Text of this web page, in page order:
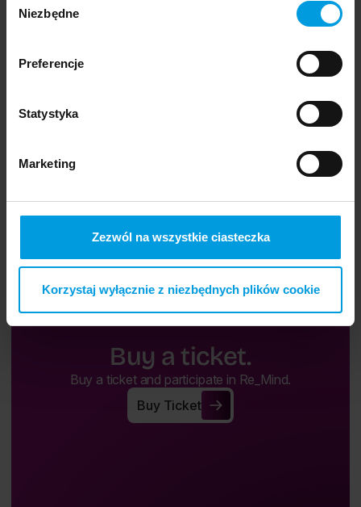
oferowanych na naszej stronie, w tym m.in. z
zgody
Niezbędne
Preferencje
Statystyka
Marketing
Zezwól na wszystkie ciasteczka
Korzystaj wyłącznie z niezbędnych plików cookie
Buy a ticket.
Buy a ticket and participate in Re_Mind.
Buy Ticket
Buy Ticket